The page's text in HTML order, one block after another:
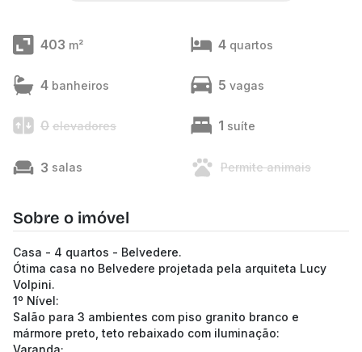
403 m² 4 quartos
4 banheiros 5 vagas
0 elevadores 1 suíte
3 salas Permite animais
Sobre o imóvel
Casa - 4 quartos - Belvedere.
Ótima casa no Belvedere projetada pela arquiteta Lucy
Volpini.
1º Nível:
Salão para 3 ambientes com piso granito branco e
mármore preto, teto rebaixado com iluminação:
Varanda;